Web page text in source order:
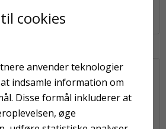
Spartel 20 cm bred
cookies
anvender teknologier
indsamle information om
Disse formål inkluderer at
øge